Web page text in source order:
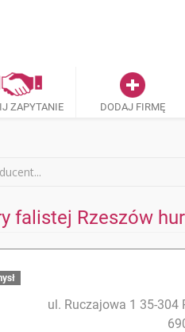
ZAPYTANIE DODAJ FIRMĘ
falistej Rzeszów
ul. Ruczajowa 1 35-304